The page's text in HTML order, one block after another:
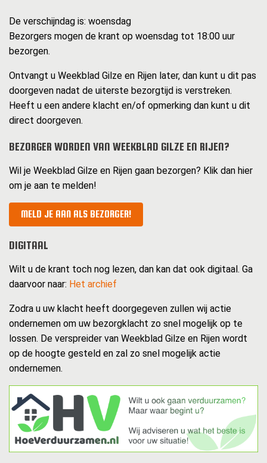
De verschijndag is: woensdag
Bezorgers mogen de krant op woensdag tot 18:00 uur
bezorgen.
Ontvangt u Weekblad Gilze en Rijen later, dan kunt u dit pas
doorgeven nadat de uiterste bezorgtijd is verstreken.
Heeft u een andere klacht en/of opmerking dan kunt u dit
direct doorgeven.
BEZORGER WORDEN VAN WEEKBLAD GILZE EN RIJEN?
Wil je Weekblad Gilze en Rijen gaan bezorgen? Klik dan hier
om je aan te melden!
MELD JE AAN ALS BEZORGER!
DIGITAAL
Wilt u de krant toch nog lezen, dan kan dat ook digitaal. Ga
daarvoor naar: Het archief
Zodra u uw klacht heeft doorgegeven zullen wij actie
ondernemen om uw bezorgklacht zo snel mogelijk op te
lossen. De verspreider van Weekblad Gilze en Rijen wordt
op de hoogte gesteld en zal zo snel mogelijk actie
ondernemen.